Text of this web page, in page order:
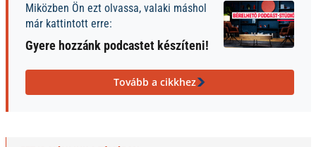
Miközben Ön ezt olvassa, valaki máshol
már kattintott erre:
Gyere hozzánk podcastet készíteni!
Tovább a cikkhez